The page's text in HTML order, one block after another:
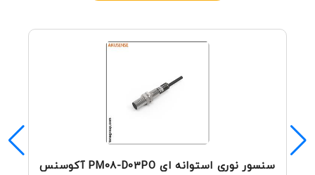
سنسور نوری استوانه ای PM08-D03PO آکوسنس